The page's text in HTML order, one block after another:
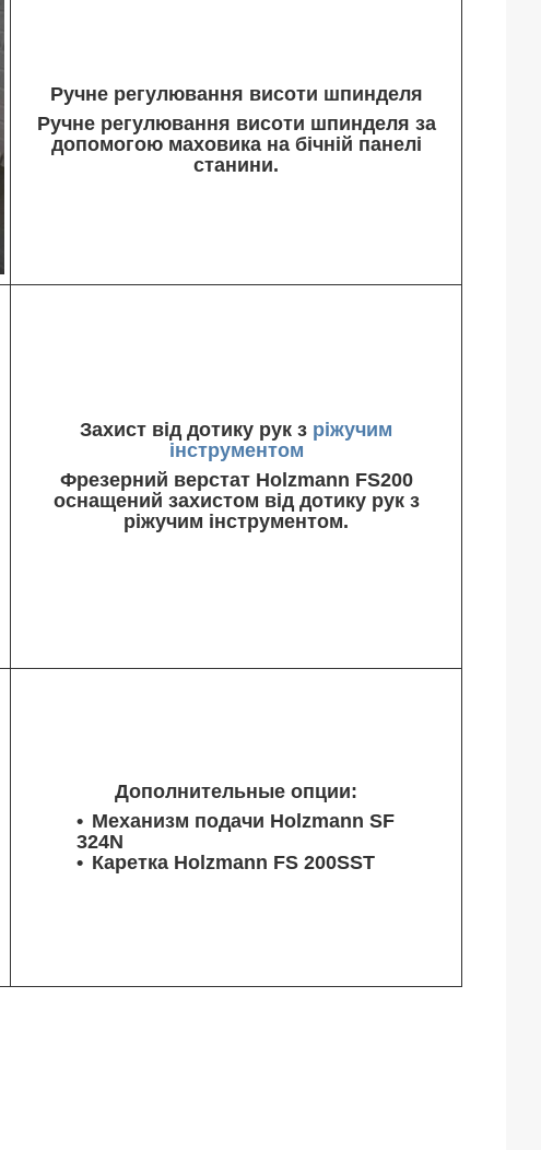
Ручне регулювання висоти шпинделя
Ручне регулювання висоти шпинделя за
допомогою маховика на бічній панелі
станини.
Захист від дотику рук з ріжучим
інструментом
Фрезерний верстат Holzmann FS200
оснащений захистом від дотику рук з
ріжучим інструментом.
Дополнительные опции:
Механизм подачи Holzmann SF
324N
Каретка Holzmann FS 200SST